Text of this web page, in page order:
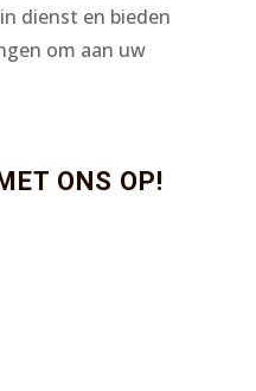
dienst en bieden
om aan uw
ONS OP!